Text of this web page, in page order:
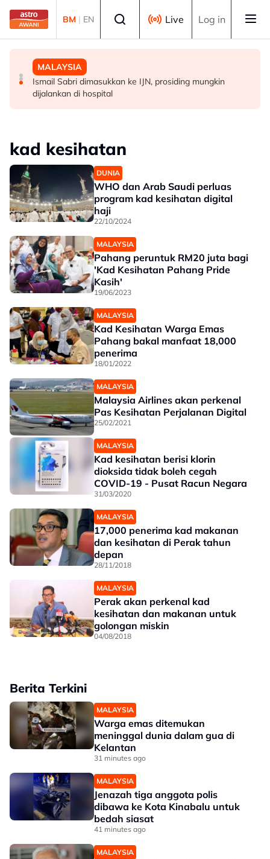
Skip to main content
BM | EN Live Log in
MALAYSIA
Warga emas ditemukan meninggal dunia dalam gua di
Kelantan
MALAYSIA
Jenazah tiga anggota polis dibawa ke Kota Kinabalu
untuk bedah siasat
MALAYSIA
Ismail Sabri dimasukkan ke IJN, prosiding mungkin
dijalankan di hospital
kad kesihatan
DUNIA
WHO dan Arab Saudi perluas
program kad kesihatan digital
haji
22/10/2024
MALAYSIA
Pahang peruntuk RM20 juta bagi
'Kad Kesihatan Pahang Pride
Kasih'
19/06/2023
MALAYSIA
Kad Kesihatan Warga Emas
Pahang bakal manfaat 18,000
penerima
18/01/2022
MALAYSIA
Malaysia Airlines akan perkenal
Pas Kesihatan Perjalanan Digital
25/02/2021
MALAYSIA
Kad kesihatan berisi klorin
dioksida tidak boleh cegah
COVID-19 - Pusat Racun Negara
31/03/2020
MALAYSIA
17,000 penerima kad makanan
dan kesihatan di Perak tahun
depan
28/11/2018
MALAYSIA
Perak akan perkenal kad
kesihatan dan makanan untuk
golongan miskin
04/08/2018
Berita Terkini
MALAYSIA
Warga emas ditemukan
meninggal dunia dalam gua di
Kelantan
31 minutes ago
MALAYSIA
Jenazah tiga anggota polis
dibawa ke Kota Kinabalu untuk
bedah siasat
41 minutes ago
MALAYSIA